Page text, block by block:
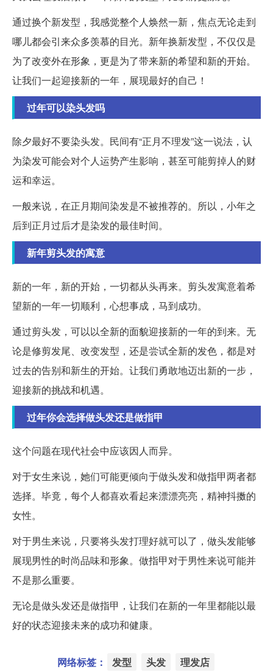
通过换个新发型，我感觉整个人焕然一新，焦点无论走到
哪儿都会引来众多羡慕的目光。新年换新发型，不仅仅是
为了改变外在形象，更是为了带来新的希望和新的开始。
让我们一起迎接新的一年，展现最好的自己！
过年可以染头发吗
除夕最好不要染头发。民间有“正月不理发”这一说法，认
为染发可能会对个人运势产生影响，甚至可能剪掉人的财
运和幸运。
一般来说，在正月期间染发是不被推荐的。所以，小年之
后到正月过后才是染发的最佳时间。
新年剪头发的寓意
新的一年，新的开始，一切都从头再来。剪头发寓意着希
望新的一年一切顺利，心想事成，马到成功。
通过剪头发，可以以全新的面貌迎接新的一年的到来。无
论是修剪发尾、改变发型，还是尝试全新的发色，都是对
过去的告别和新生的开始。让我们勇敢地迈出新的一步，
迎接新的挑战和机遇。
过年你会选择做头发还是做指甲
这个问题在现代社会中应该因人而异。
对于女生来说，她们可能更倾向于做头发和做指甲两者都
选择。毕竟，每个人都喜欢看起来漂漂亮亮，精神抖擞的
女性。
对于男生来说，只要将头发打理好就可以了，做头发能够
展现男性的时尚品味和形象。做指甲对于男性来说可能并
不是那么重要。
无论是做头发还是做指甲，让我们在新的一年里都能以最
好的状态迎接未来的成功和健康。
网络标签： 发型 头发 理发店